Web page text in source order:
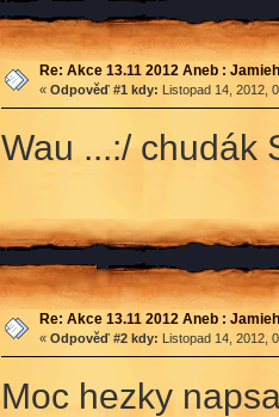
Re: Akce 13.11 2012 Aneb :
« Odpověď #1 kdy: Listopad 14, 2012,
Wau ...:/ chudák
Re: Akce 13.11 2012 Aneb :
« Odpověď #2 kdy: Listopad 14, 2012,
Moc hezky